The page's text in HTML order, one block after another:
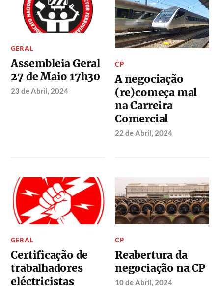
GERAL
Assembleia Geral
27 de Maio 17h30
23 de Abril, 2024
CP
A negociação
(re)começa mal
na Carreira
Comercial
22 de Abril, 2024
GERAL
Certificação de
trabalhadores
eléctricistas
CP
Reabertura da
negociação na CP
10 de Abril, 2024